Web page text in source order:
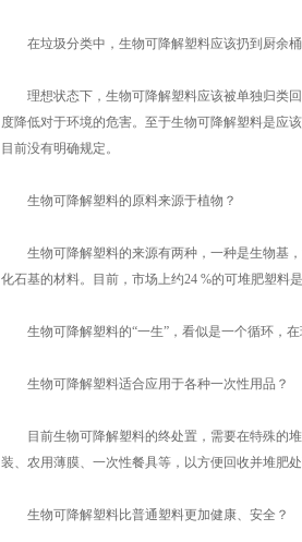
在垃圾分类中，生物可降解塑料应该扔到厨余桶
理想状态下，生物可降解塑料应该被单独归类回
度降低对于环境的危害。至于生物可降解塑料是应
目前没有明确规定。
生物可降解塑料的原料来源于植物？
生物可降解塑料的来源有两种，一种是生物基，
化石基的材料。目前，市场上约24 %的可堆肥塑料是
生物可降解塑料的“一生”，看似是一个循环，在
生物可降解塑料适合应用于各种一次性用品？
目前生物可降解塑料的终处置，需要在特殊的堆
装、农用薄膜、一次性餐具等，以方便回收并堆肥
生物可降解塑料比普通塑料更加健康、安全？